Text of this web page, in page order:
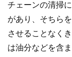
チェーンの清掃
があり、そちら
させることなく
は油分などを含